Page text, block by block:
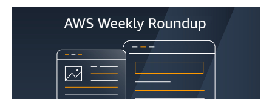
エディション